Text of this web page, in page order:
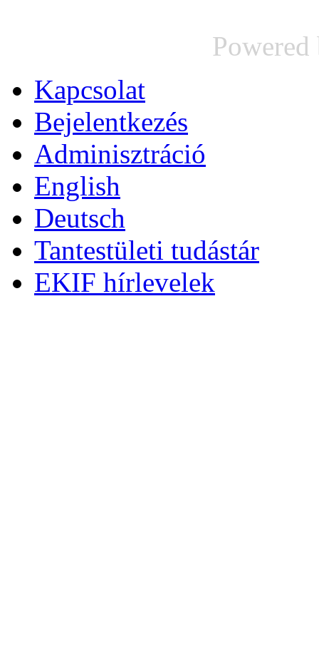
Kapcsolat
Bejelentkezés
Adminisztráció
English
Deutsch
Tantestületi tudástár
EKIF hírlevelek